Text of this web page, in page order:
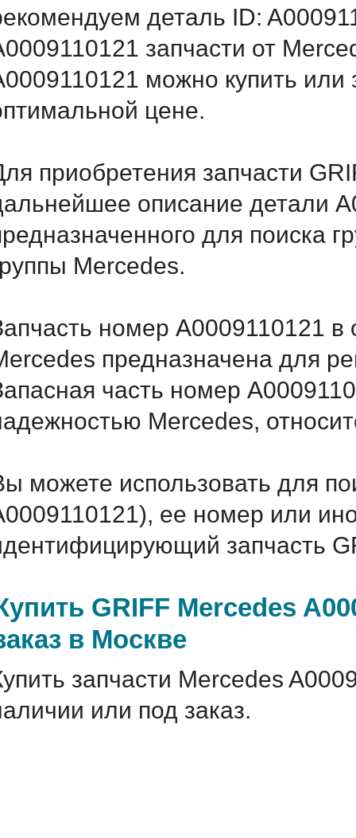
деталь ID:
запчасти от
можно купить или
цене.
приобретения запчасти
описание детали
для поиска
Mercedes.
номер A0009110121 в
предназначена для
часть номер
Mercedes,
можете использовать для
ее номер или
запчасть
GRIFF Mercedes
в Москве
запчасти Mercedes
или под заказ.